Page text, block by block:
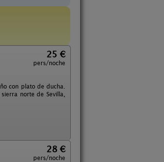
25 €
pers/noche
con plato de ducha.
norte de Sevilla,
28 €
pers/noche